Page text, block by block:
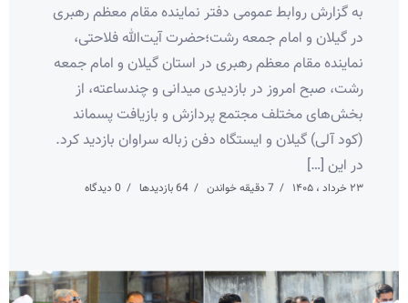
به گزارش روابط عمومی دفتر نماینده مقام معظم رهبری
در گیلان و امام جمعه رشت؛حضرت آیت‌الله فلاحتی،
نماینده مقام معظم رهبری در استان گیلان و امام جمعه
رشت، صبح امروز در بازدیدی میدانی و چندساعته، از
بخش‌های مختلف مجتمع پردازش و بازیافت پسماند
(کود آلی) گیلان و ایستگاه دفن زباله سراوان بازدید کرد.
در این […]
۲۳ خرداد ، ۱۴۰۵ 7 دقیقه خواندن 64 بازدیدها 0 دیدگاه